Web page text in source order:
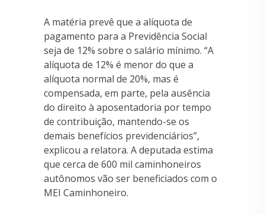
A matéria prevê que a alíquota de
pagamento para a Previdência Social
seja de 12% sobre o salário mínimo. “A
alíquota de 12% é menor do que a
alíquota normal de 20%, mas é
compensada, em parte, pela ausência
do direito à aposentadoria por tempo
de contribuição, mantendo-se os
demais benefícios previdenciários”,
explicou a relatora. A deputada estima
que cerca de 600 mil caminhoneiros
autônomos vão ser beneficiados com o
MEI Caminhoneiro.